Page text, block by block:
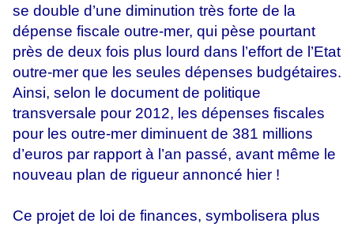
se double d’une diminution très forte de la
dépense fiscale outre-mer, qui pèse pourtant
près de deux fois plus lourd dans l’effort de l’Etat
outre-mer que les seules dépenses budgétaires.
Ainsi, selon le document de politique
transversale pour 2012, les dépenses fiscales
pour les outre-mer diminuent de 381 millions
d’euros par rapport à l’an passé, avant même le
nouveau plan de rigueur annoncé hier !
Ce projet de loi de finances, symbolisera plus